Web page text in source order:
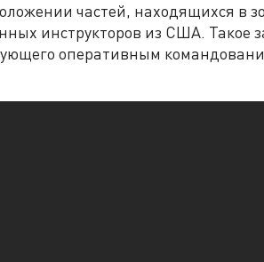
частей, находящихся в
инструкторов из США. Такое
оперативным